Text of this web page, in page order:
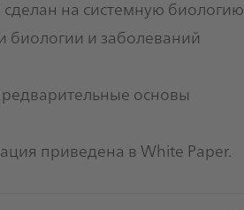
на системную биологию
биологии и заболеваний
основы
приведена в White Paper.